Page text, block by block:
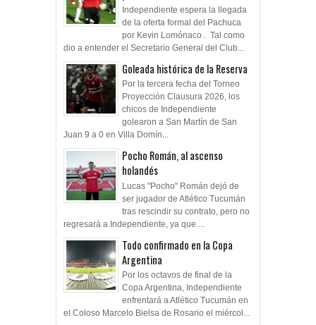
Independiente espera la llegada
de la oferta formal del Pachuca
por Kevin Lomónaco . Tal como
dio a entender el Secretario General del Club...
Goleada histórica de la Reserva
Por la tercera fecha del Torneo
Proyección Clausura 2026, los
chicos de Independiente
golearon a San Martín de San
Juan 9 a 0 en Villa Domín...
Pocho Román, al ascenso
holandés
Lucas "Pocho" Román dejó de
ser jugador de Atlético Tucumán
tras rescindir su contrato, pero no
regresará a Independiente, ya que ...
Todo confirmado en la Copa
Argentina
Por los octavos de final de la
Copa Argentina, Independiente
enfrentará a Atlético Tucumán en
el Coloso Marcelo Bielsa de Rosario el miércol...